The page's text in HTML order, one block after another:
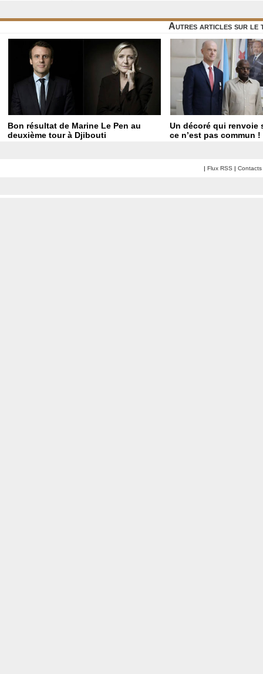
Autres articles sur le
Bon résultat de Marine Le Pen au
deuxième tour à Djibouti
Un décoré qui renvoie
ce n’est pas commun !
| Flux RSS | Contacts